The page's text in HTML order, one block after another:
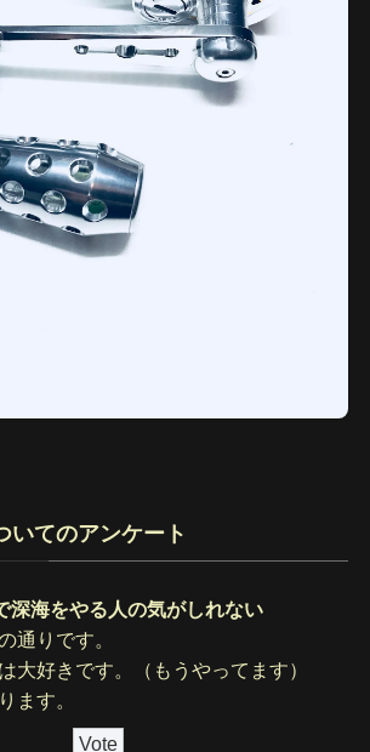
いてのアンケート
深海をやる人の気がしれない
通りです。
大好きです。（もうやってます）
ます。